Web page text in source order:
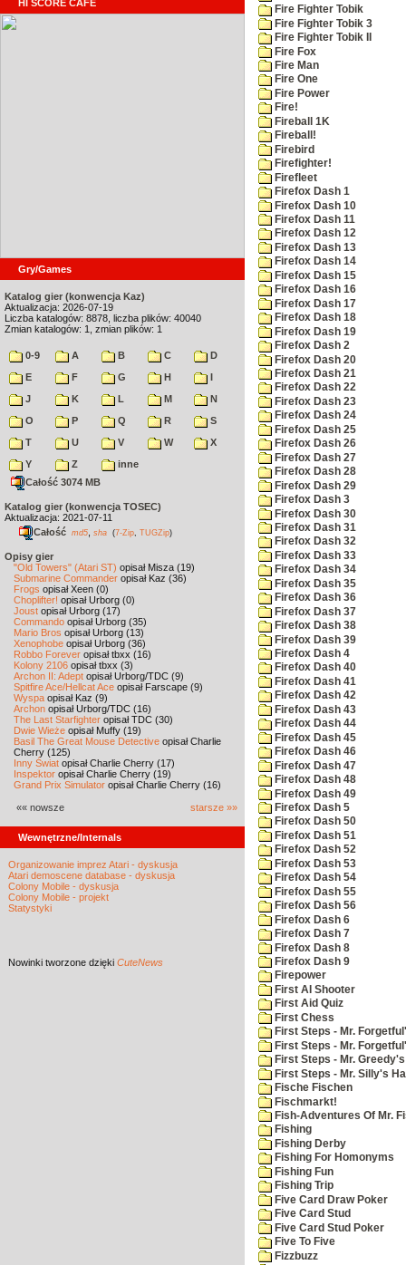
HI SCORE CAFÉ
Gry/Games
Katalog gier (konwencja Kaz)
Aktualizacja: 2026-07-19
Liczba katalogów: 8878, liczba plików: 40040
Zmian katalogów: 1, zmian plików: 1
0-9 A B C
D
E
F G H
I
J
K L M
N
O
P Q R
S
T
U V W
X
Y
Z
inne
Całość 3074 MB
Katalog gier (konwencja TOSEC)
Aktualizacja: 2021-07-11
Całość md5 sha (7-Zip TUGZip)
Opisy gier
"Old Towers" (Atari ST) opisał Misza (19)
Submarine Commander opisał Kaz (36)
Frogs opisał Xeen (0)
Choplifter! opisał Urborg (0)
Joust opisał Urborg (17)
Commando opisał Urborg (35)
Mario Bros opisał Urborg (13)
Xenophobe opisał Urborg (36)
Robbo Forever opisał tbxx (16)
Kolony 2106 opisał tbxx (3)
Archon II: Adept opisał Urborg/TDC (9)
Spitfire Ace/Hellcat Ace opisał Farscape (9)
Wyspa opisał Kaz (9)
Archon opisał Urborg/TDC (16)
The Last Starfighter opisał TDC (30)
Dwie Wieże opisał Muffy (19)
Basil The Great Mouse Detective opisał Charlie
Cherry (125)
Inny Świat opisał Charlie Cherry (17)
Inspektor opisał Charlie Cherry (19)
Grand Prix Simulator opisał Charlie Cherry (16)
«« nowsze starsze »»
Wewnętrzne/Internals
Organizowanie imprez Atari - dyskusja
Atari demoscene database - dyskusja
Colony Mobile - dyskusja
Colony Mobile - projekt
Statystyki
Nowinki tworzone dzięki CuteNews
Fire Fighter Tobik
Fire Fighter Tobik 3
Fire Fighter Tobik II
Fire Fox
Fire Man
Fire One
Fire Power
Fire!
Fireball 1K
Fireball!
Firebird
Firefighter!
Firefleet
Firefox Dash 1
Firefox Dash 10
Firefox Dash 11
Firefox Dash 12
Firefox Dash 13
Firefox Dash 14
Firefox Dash 15
Firefox Dash 16
Firefox Dash 17
Firefox Dash 18
Firefox Dash 19
Firefox Dash 2
Firefox Dash 20
Firefox Dash 21
Firefox Dash 22
Firefox Dash 23
Firefox Dash 24
Firefox Dash 25
Firefox Dash 26
Firefox Dash 27
Firefox Dash 28
Firefox Dash 29
Firefox Dash 3
Firefox Dash 30
Firefox Dash 31
Firefox Dash 32
Firefox Dash 33
Firefox Dash 34
Firefox Dash 35
Firefox Dash 36
Firefox Dash 37
Firefox Dash 38
Firefox Dash 39
Firefox Dash 4
Firefox Dash 40
Firefox Dash 41
Firefox Dash 42
Firefox Dash 43
Firefox Dash 44
Firefox Dash 45
Firefox Dash 46
Firefox Dash 47
Firefox Dash 48
Firefox Dash 49
Firefox Dash 5
Firefox Dash 50
Firefox Dash 51
Firefox Dash 52
Firefox Dash 53
Firefox Dash 54
Firefox Dash 55
Firefox Dash 56
Firefox Dash 6
Firefox Dash 7
Firefox Dash 8
Firefox Dash 9
Firepower
First AI Shooter
First Aid Quiz
First Chess
First Steps - Mr.
First Steps - Mr.
First Steps - Mr.
First Steps - Mr. Silly's
Fische Fischen
Fischmarkt!
Fish-Adventures Of Mr.
Fishing
Fishing Derby
Fishing For Homonyms
Fishing Fun
Fishing Trip
Five Card Draw Poker
Five Card Stud
Five Card Stud Poker
Five To Five
Fizzbuzz